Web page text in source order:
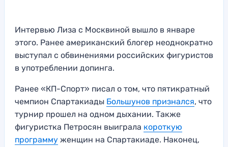
Интервью Лиза с Москвиной вышло в январе
этого. Ранее американский блогер неоднократно
выступал с обвинениями российских фигуристов
в употреблении допинга.
Ранее «КП-Спорт» писал о том, что пятикратный
чемпион Спартакиады Большунов признался, что
турнир прошел на одном дыхании. Также
фигуристка Петросян выиграла короткую
программу женщин на Спартакиаде. Наконец,